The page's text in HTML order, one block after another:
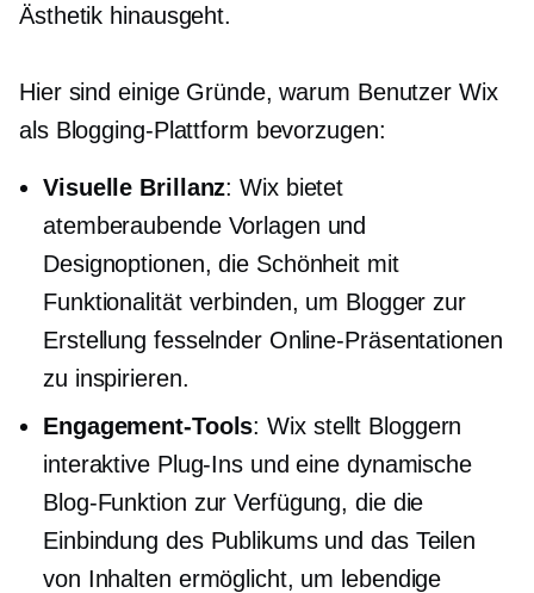
Ästhetik hinausgeht.
Hier sind einige Gründe, warum Benutzer Wix
als Blogging-Plattform bevorzugen:
Visuelle Brillanz: Wix bietet
atemberaubende Vorlagen und
Designoptionen, die Schönheit mit
Funktionalität verbinden, um Blogger zur
Erstellung fesselnder Online-Präsentationen
zu inspirieren.
Engagement-Tools: Wix stellt Bloggern
interaktive Plug-Ins und eine dynamische
Blog-Funktion zur Verfügung, die die
Einbindung des Publikums und das Teilen
von Inhalten ermöglicht, um lebendige